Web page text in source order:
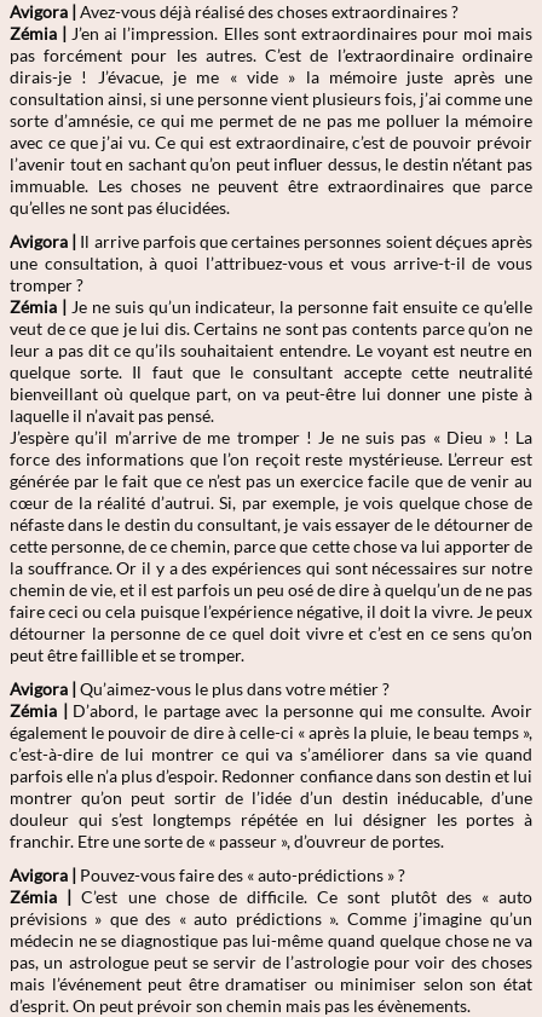
Avigora | Avez-vous déjà réalisé des choses extraordinaires ?
Zémia | J’en ai l’impression. Elles sont extraordinaires pour moi mais
pas forcément pour les autres. C’est de l’extraordinaire ordinaire
dirais-je ! J’évacue, je me « vide » la mémoire juste après une
consultation ainsi, si une personne vient plusieurs fois, j’ai comme une
sorte d’amnésie, ce qui me permet de ne pas me polluer la mémoire
avec ce que j’ai vu. Ce qui est extraordinaire, c’est de pouvoir prévoir
l’avenir tout en sachant qu’on peut influer dessus, le destin n’étant pas
immuable. Les choses ne peuvent être extraordinaires que parce
qu’elles ne sont pas élucidées.
Avigora | Il arrive parfois que certaines personnes soient déçues après
une consultation, à quoi l’attribuez-vous et vous arrive-t-il de vous
tromper ?
Zémia | Je ne suis qu’un indicateur, la personne fait ensuite ce qu’elle
veut de ce que je lui dis. Certains ne sont pas contents parce qu’on ne
leur a pas dit ce qu’ils souhaitaient entendre. Le voyant est neutre en
quelque sorte. Il faut que le consultant accepte cette neutralité
bienveillant où quelque part, on va peut-être lui donner une piste à
laquelle il n’avait pas pensé.
J’espère qu’il m’arrive de me tromper ! Je ne suis pas « Dieu » ! La
force des informations que l’on reçoit reste mystérieuse. L’erreur est
générée par le fait que ce n’est pas un exercice facile que de venir au
cœur de la réalité d’autrui. Si, par exemple, je vois quelque chose de
néfaste dans le destin du consultant, je vais essayer de le détourner de
cette personne, de ce chemin, parce que cette chose va lui apporter de
la souffrance. Or il y a des expériences qui sont nécessaires sur notre
chemin de vie, et il est parfois un peu osé de dire à quelqu’un de ne pas
faire ceci ou cela puisque l’expérience négative, il doit la vivre. Je peux
détourner la personne de ce quel doit vivre et c’est en ce sens qu’on
peut être faillible et se tromper.
Avigora | Qu’aimez-vous le plus dans votre métier ?
Zémia | D’abord, le partage avec la personne qui me consulte. Avoir
également le pouvoir de dire à celle-ci « après la pluie, le beau temps »,
c’est-à-dire de lui montrer ce qui va s’améliorer dans sa vie quand
parfois elle n’a plus d’espoir. Redonner confiance dans son destin et lui
montrer qu’on peut sortir de l’idée d’un destin inéducable, d’une
douleur qui s’est longtemps répétée en lui désigner les portes à
franchir. Etre une sorte de « passeur », d’ouvreur de portes.
Avigora | Pouvez-vous faire des « auto-prédictions » ?
Zémia |C’est une chose de difficile. Ce sont plutôt des « auto
prévisions » que des « auto prédictions ». Comme j’imagine qu’un
médecin ne se diagnostique pas lui-même quand quelque chose ne va
pas, un astrologue peut se servir de l’astrologie pour voir des choses
mais l’événement peut être dramatiser ou minimiser selon son état
d’esprit. On peut prévoir son chemin mais pas les évènements.